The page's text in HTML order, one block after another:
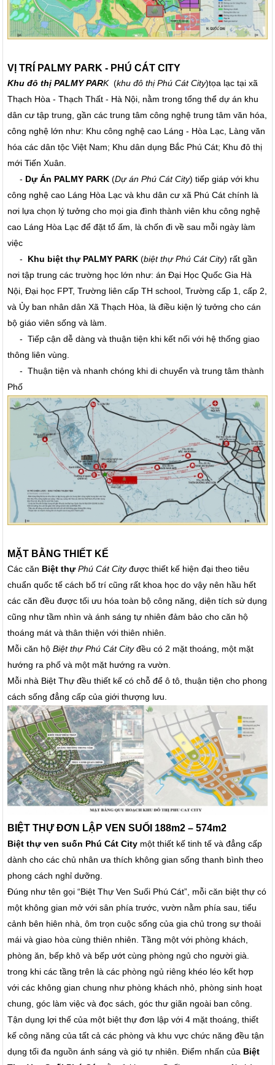
VỊ TRÍ PALMY PARK - PHÚ CÁT CITY
Khu đô thị PALMY PARK(khu đô thị Phú Cát City)tọa lạc tại xã
Thạch Hòa - Thạch Thất - Hà Nội, nằm trong tổng thể dự án khu
dân cư tập trung, gần các trung tâm công nghệ trung tâm văn hóa,
công nghệ lớn như: Khu công nghệ cao Láng - Hòa Lạc, Làng văn
hóa các dân tộc Việt Nam; Khu dân dụng Bắc Phú Cát; Khu đô thị
mới Tiến Xuân.
- Dự Án PALMY PARK (Dự án Phú Cát City) tiếp giáp với khu
công nghệ cao Láng Hòa Lạc và khu dân cư xã Phú Cát chính là
nơi lựa chọn lý tưởng cho mọi gia đình thành viên khu công nghệ
cao Láng Hòa Lạc để đặt tổ ấm, là chốn đi về sau mỗi ngày làm
việc
- Khu biệt thự PALMY PARK (biệt thự Phú Cát City) rất gần
nơi tập trung các trường học lớn như: án Đại Học Quốc Gia Hà
Nội, Đại học FPT, Trường liên cấp TH school, Trường cấp 1, cấp 2,
và Ủy ban nhân dân Xã Thạch Hòa, là điều kiện lý tưởng cho cán
bộ giáo viên sống và làm.
- Tiếp cận dễ dàng và thuận tiện khi kết nối với hệ thống giao
thông liên vùng.
- Thuận tiện và nhanh chóng khi di chuyển và trung tâm thành
Phố
MẶT BẰNG THIẾT KẾ
Các căn Biệt thựPhú Cát Cityđược thiết kế hiện đại theo tiêu
chuẩn quốc tế cách bố trí cũng rất khoa học do vậy nên hầu hết
các căn đều được tối ưu hóa toàn bộ công năng, diện tích sử dụng
cũng như tầm nhìn và ánh sáng tự nhiên đảm bảo cho căn hộ
thoáng mát và thân thiện với thiên nhiên.
Mỗi căn hộBiệt thự Phú Cát Cityđều có 2 mặt thoáng, một mặt
hướng ra phố và một mặt hướng ra vườn.
Mỗi nhà Biệt Thự đều thiết kế có chỗ để ô tô, thuận tiện cho phong
cách sống đẳng cấp của giới thượng lưu.
BIỆT THỰ ĐƠN LẬP VEN SUỐI 188m2 – 574m2
Biệt thự ven suốn Phú Cát City một thiết kế tinh tế và đẳng cấp
dành cho các chủ nhân ưa thích không gian sống thanh bình theo
phong cách nghỉ dưỡng.
Đúng như tên gọi “Biệt Thự Ven Suối Phú Cát”, mỗi căn biệt thự có
một không gian mở với sân phía trước, vườn nằm phía sau, tiểu
cảnh bên hiên nhà, ôm trọn cuộc sống của gia chủ trong sự thoải
mái và giao hòa cùng thiên nhiên. Tầng một với phòng khách,
phòng ăn, bếp khô và bếp ướt cùng phòng ngủ cho người già.
trong khi các tầng trên là các phòng ngủ riêng khéo léo kết hợp
với các không gian chung như phòng khách nhỏ, phòng sinh hoạt
chung, góc làm việc và đọc sách, góc thư giãn ngoài ban công.
Tận dụng lợi thế của một biệt thự đơn lập với 4 mặt thoáng, thiết
kế công năng của tất cả các phòng và khu vực chức năng đều tận
dụng tối đa nguồn ánh sáng và gió tự nhiên. Điểm nhấn của Biệt